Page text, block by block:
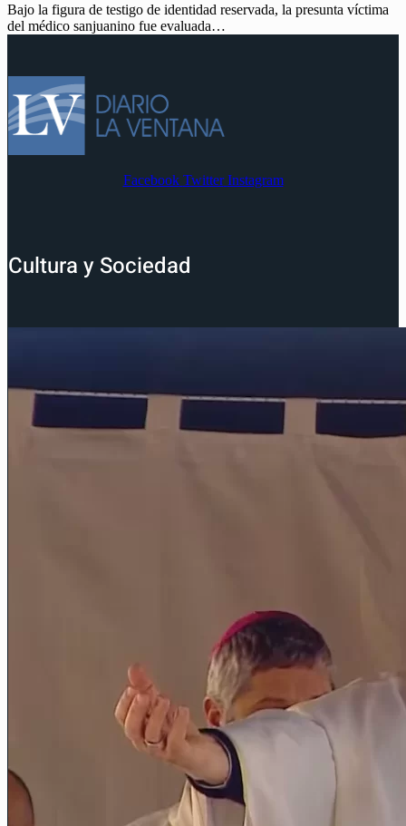
Bajo la figura de testigo de identidad reservada, la presunta víctima
del médico sanjuanino fue evaluada…
Facebook Twitter Instagram
Cultura y Sociedad